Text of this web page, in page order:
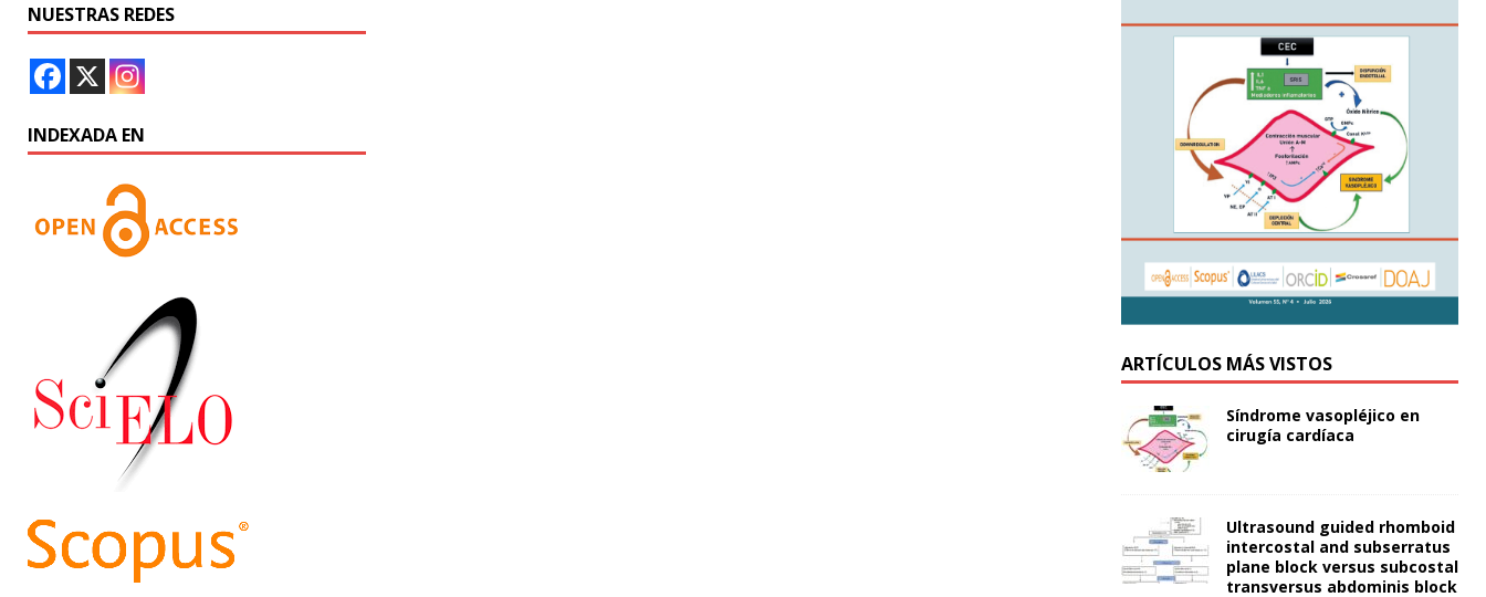
NUESTRAS REDES
INDEXADA EN
ARTÍCULOS MÁS VISTOS
Síndrome vasopléjico en
cirugía cardíaca
Ultrasound guided rhomboid
intercostal and subserratus
plane block versus subcostal
transversus abdominis block